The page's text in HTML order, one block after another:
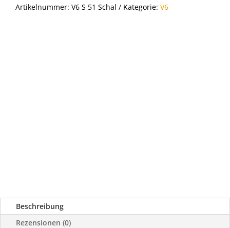
Artikelnummer: V6 S 51 Schal Kategorie: V6
Beschreibung
Rezensionen (0)